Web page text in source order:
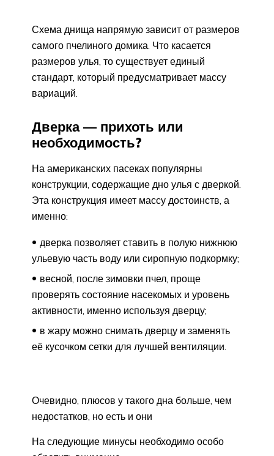
Схема днища напрямую зависит от размеров
самого пчелиного домика. Что касается
размеров улья, то существует единый
стандарт, который предусматривает массу
вариаций.
Дверка — прихоть или
необходимость?
На американских пасеках популярны
конструкции, содержащие дно улья с дверкой.
Эта конструкция имеет массу достоинств, а
именно:
дверка позволяет ставить в полую нижнюю
ульевую часть воду или сиропную подкормку;
весной, после зимовки пчел, проще
проверять состояние насекомых и уровень
активности, именно используя дверцу;
в жару можно снимать дверцу и заменять
её кусочком сетки для лучшей вентиляции.
Очевидно, плюсов у такого дна больше, чем
недостатков, но есть и они
На следующие минусы необходимо особо